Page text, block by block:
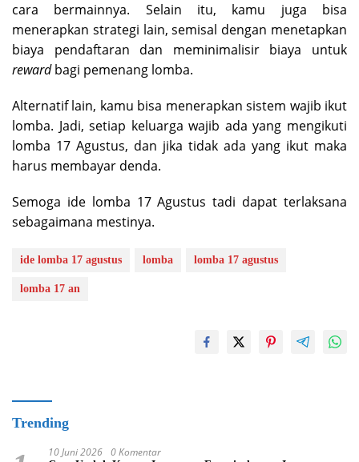
cara bermainnya. Selain itu, kamu juga bisa
menerapkan strategi lain, semisal dengan menetapkan
biaya pendaftaran dan meminimalisir biaya untuk
rewardbagi pemenang lomba.
Alternatif lain, kamu bisa menerapkan sistem wajib ikut
lomba. Jadi, setiap keluarga wajib ada yang mengikuti
lomba 17 Agustus, dan jika tidak ada yang ikut maka
harus membayar denda.
Semoga ide lomba 17 Agustus tadi dapat terlaksana
sebagaimana mestinya.
ide lomba 17 agustus lomba lomba 17 agustus
lomba 17 an
Trending
10 Juni 2026 0 Komentar